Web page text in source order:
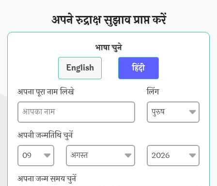
अपने रुद्राक्ष सुझाव प्राप्त करें
भाषा चुने
English
हिंदी
अपना पूरा नाम लिखे
लिंग
अपनी जन्मतिथि चुनें
अपना जन्म समय चुनें